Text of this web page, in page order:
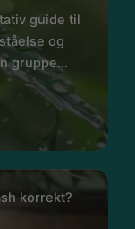
guide til
og
gruppe…
korrekt?